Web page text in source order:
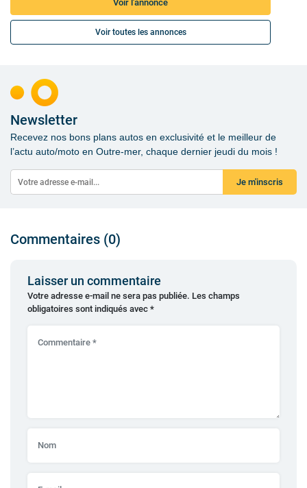
Voir l'annonce
Voir toutes les annonces
Newsletter
Recevez nos bons plans autos en exclusivité et le meilleur de
l’actu auto/moto en Outre-mer, chaque dernier jeudi du mois !
Je m'inscris
Commentaires (0)
Laisser un commentaire
Votre adresse e-mail ne sera pas publiée. Les champs
obligatoires sont indiqués avec *